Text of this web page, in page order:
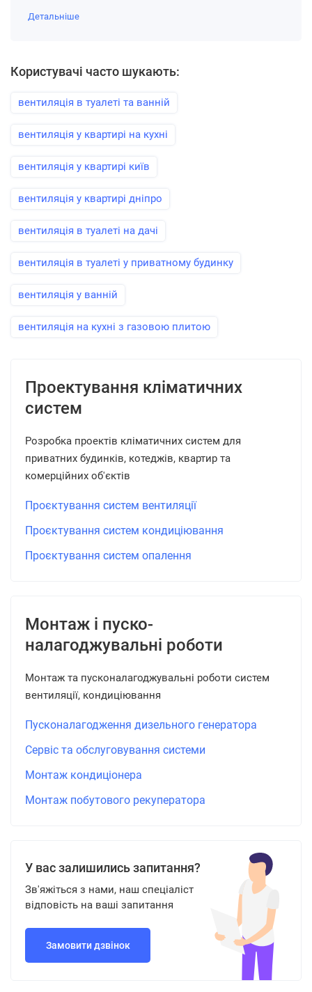
Детальніше
Користувачі часто шукають:
вентиляція в туалеті та ванній
вентиляція у квартирі на кухні
вентиляція у квартирі київ
вентиляція у квартирі дніпро
вентиляція в туалеті на дачі
вентиляція в туалеті у приватному будинку
вентиляція у ванній
вентиляція на кухні з газовою плитою
Проектування кліматичних
систем
Розробка проектів кліматичних систем для
приватних будинків, котеджів, квартир та
комерційних об'єктів
Проєктування систем вентиляції
Проєктування систем кондиціювання
Проєктування систем опалення
Монтаж і пуско-
налагоджувальні роботи
Монтаж та пусконалагоджувальні роботи систем
вентиляції, кондиціювання
Пусконалагодження дизельного генератора
Сервіс та обслуговування системи
Монтаж кондиціонера
Монтаж побутового рекуператора
У вас залишились запитання?
Зв'яжіться з нами, наш спеціаліст
відповість на ваші запитання
Замовити дзвінок